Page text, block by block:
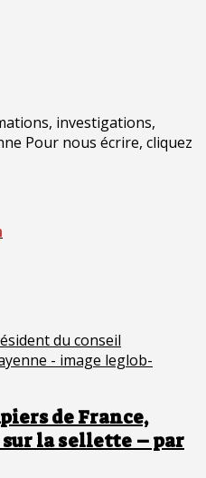
investigations,
Pour nous écrire, cliquez
de France,
la sellette – par